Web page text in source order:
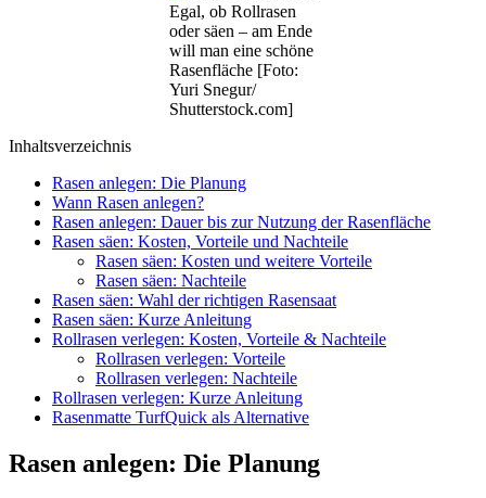
Egal, ob Rollrasen
oder säen – am Ende
will man eine schöne
Rasenfläche [Foto:
Yuri Snegur/
Shutterstock.com]
Inhaltsverzeichnis
Rasen anlegen: Die Planung
Wann Rasen anlegen?
Rasen anlegen: Dauer bis zur Nutzung der Rasenfläche
Rasen säen: Kosten, Vorteile und Nachteile
Rasen säen: Kosten und weitere Vorteile
Rasen säen: Nachteile
Rasen säen: Wahl der richtigen Rasensaat
Rasen säen: Kurze Anleitung
Rollrasen verlegen: Kosten, Vorteile & Nachteile
Rollrasen verlegen: Vorteile
Rollrasen verlegen: Nachteile
Rollrasen verlegen: Kurze Anleitung
Rasenmatte TurfQuick als Alternative
Rasen anlegen: Die Planung